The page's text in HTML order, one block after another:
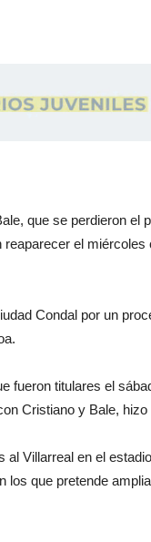
que se perdieron el
el
Condal por un
fueron titulares el
Cristiano y Bale,
Villarreal en el
los que pretende